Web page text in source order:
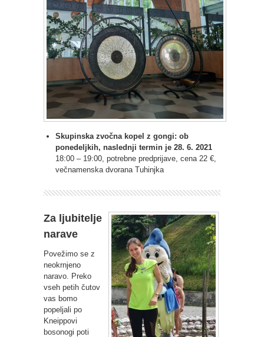
Skupinska zvočna kopel z gongi: ob
ponedeljkih, naslednji termin je 28. 6. 2021
18:00 – 19:00, potrebne predprijave, cena 22 €,
večnamenska dvorana Tuhinjka
Za ljubitelje
narave
Povežimo se z
neokrnjeno
naravo. Preko
vseh petih čutov
vas bomo
popeljali po
Kneippovi
bosonogi poti